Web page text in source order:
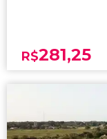
R$281,25